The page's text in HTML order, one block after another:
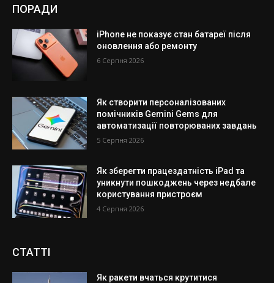
ПОРАДИ
iPhone не показує стан батареї після
оновлення або ремонту
6 Серпня 2026
Як створити персоналізованих
помічників Gemini Gems для
автоматизації повторюваних завдань
5 Серпня 2026
Як зберегти працездатність iPad та
уникнути пошкоджень через недбале
користування пристроєм
4 Серпня 2026
СТАТТІ
Як ракети вчаться крутитися